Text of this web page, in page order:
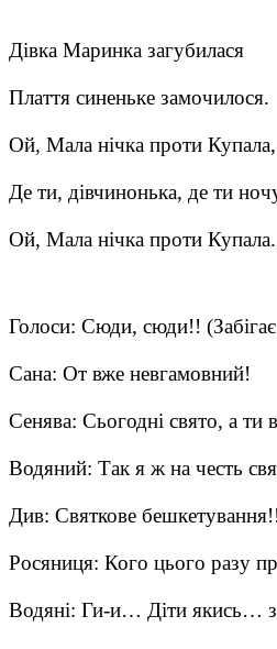
Дівка Маринка загубилася
Плаття синеньке замочилося.
Ой, Мала нічка проти Купала,
Де ти, дівчинонька, де ти
Ой, Мала нічка проти Купала.
Голоси: Сюди, сюди!!
Сана: От вже невгамовний!
Сенява: Сьогодні свято, а
Водяний: Так я ж на честь
Див: Святкове
Росяниця: Кого цього разу
Водяні: Ги-и… Діти якись…